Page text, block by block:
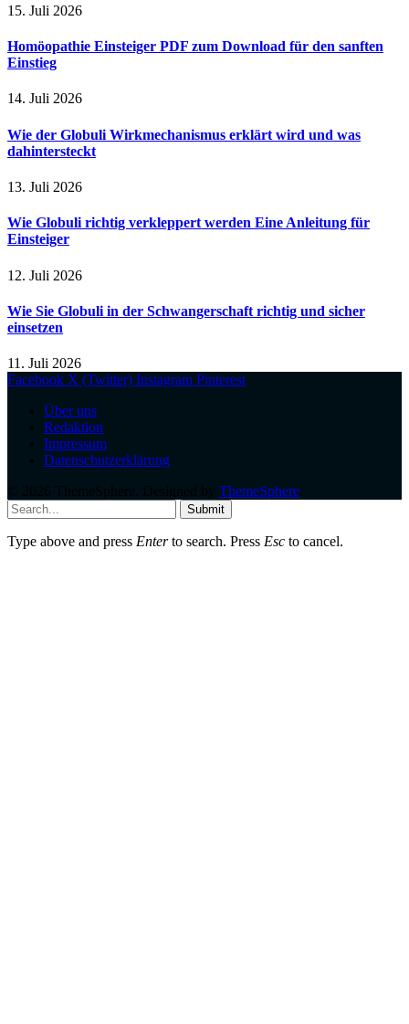
15. Juli 2026
Homöopathie Einsteiger PDF zum Download für den sanften
Einstieg
14. Juli 2026
Wie der Globuli Wirkmechanismus erklärt wird und was
dahintersteckt
13. Juli 2026
Wie Globuli richtig verkleppert werden Eine Anleitung für
Einsteiger
12. Juli 2026
Wie Sie Globuli in der Schwangerschaft richtig und sicher
einsetzen
11. Juli 2026
Facebook X (Twitter) Instagram Pinterest
Über uns
Redaktion
Impressum
Datenschutzerklärung
ThemeSphere
Submit
Type above and press Enterto search. Press Esc to cancel.